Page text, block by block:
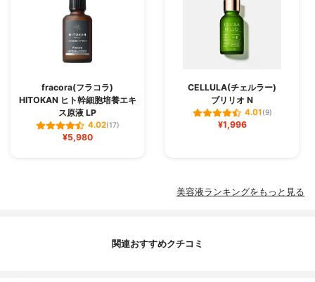
fracora(フラコラ)
HITOKAN ヒト幹細胞培養エキ
ス原液 LP
4.02(17)
¥5,980
CELLULA(チェルラー)
ブリリオ N
4.01(9)
¥1,996
美容液ランキングをもっと見る
関連おすすめクチコミ